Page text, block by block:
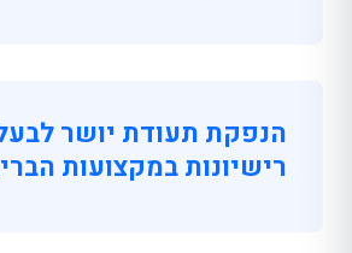
הנפקת תעודת יושר
רישיונות במקצועות